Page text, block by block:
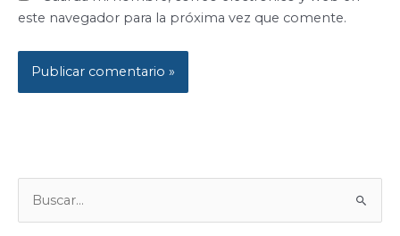
este navegador para la próxima vez que comente.
U